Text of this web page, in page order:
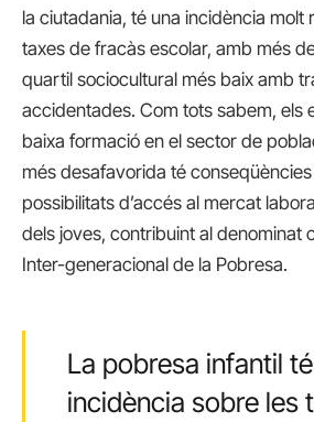
la ciutadania, té una incidència molt
taxes de fracàs escolar, amb més
quartil sociocultural més baix amb
accidentades. Com tots sabem, els
baixa formació en el sector de
més desafavorida té
possibilitats d’accés al mercat
dels joves, contribuint al denominat
Inter-generacional de la Pobresa.
La pobresa infantil
incidència sobre les